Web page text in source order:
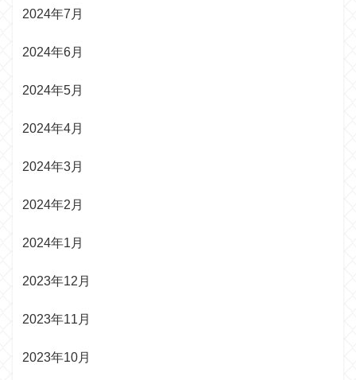
2024年7月
2024年6月
2024年5月
2024年4月
2024年3月
2024年2月
2024年1月
2023年12月
2023年11月
2023年10月